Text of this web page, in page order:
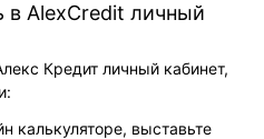
в AlexCredit личный
Кредит личный кабинет,
калькуляторе, выставьте